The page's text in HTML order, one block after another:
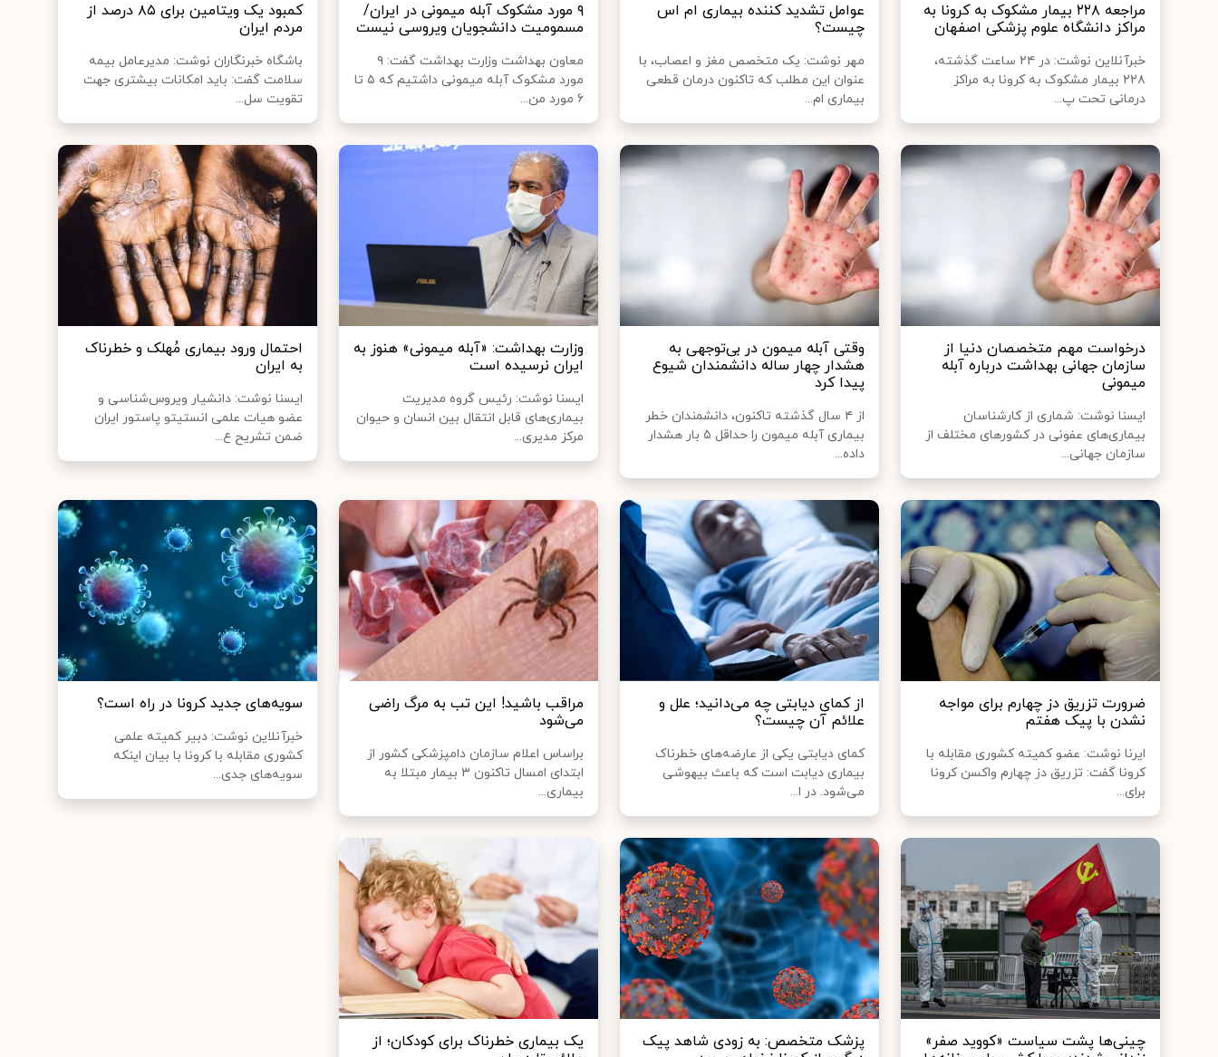
مراجعه ۲۲۸ بیمار مشکوک به کرونا به
مراکز دانشگاه علوم پزشکی اصفهان
خبرآنلاین نوشت: در ۲۴ ساعت گذشته،
۲۲۸ بیمار مشکوک به کرونا به مراکز
درمانی تحت پ...
عوامل تشدید کننده بیماری ام اس
چیست؟
مهر نوشت: یک متخصص مغز و اعصاب، با
عنوان این مطلب که تاکنون درمان قطعی
بیماری ام...
۹ مورد مشکوک آبله میمونی در ایران/
مسمومیت دانشجویان ویروسی نیست
معاون بهداشت وزارت بهداشت گفت: ۹
مورد مشکوک آبله میمونی داشتیم که ۵ تا
۶ مورد من...
کمبود یک ویتامین برای ۸۵ درصد از
مردم ایران
باشگاه خبرنگاران نوشت: مدیرعامل بیمه
سلامت گفت: باید امکانات بیشتری جهت
تقویت سل...
درخواست مهم متخصصان دنیا از
سازمان جهانی بهداشت درباره آبله
میمونی
ایسنا نوشت: شماری از کارشناسان
بیماری‌های عفونی در کشورهای مختلف از
سازمان جهانی...
وقتی آبله میمون در بی‌توجهی به
هشدار چهار ساله دانشمندان شیوع
پیدا کرد
از ۴ سال گذشته تاکنون، دانشمندان خطر
بیماری آبله میمون را حداقل ۵ بار هشدار
داده...
وزارت بهداشت: «آبله میمونی» هنوز به
ایران نرسیده است
ایسنا نوشت: رئیس گروه مدیریت
بیماری‌های قابل انتقال بین انسان و حیوان
مرکز مدیری...
احتمال ورود بیماری مُهلک و خطرناک
به ایران
ایسنا نوشت: دانشیار ویروس‌شناسی و
عضو هیات علمی انستیتو پاستور ایران
ضمن تشریح ع...
ضرورت تزریق دز چهارم برای مواجه
نشدن با پیک هفتم
ایرنا نوشت: عضو کمیته کشوری مقابله با
کرونا گفت: تزریق دز چهارم واکسن کرونا
برای...
از کمای دیابتی چه می‌دانید؛ علل و
علائم آن چیست؟
کمای دیابتی یکی از عارضه‌های خطرناک
بیماری دیابت است که باعث بیهوشی
می‌شود. در ا...
مراقب باشید! این تب به مرگ راضی
می‌شود
براساس اعلام سازمان دامپزشکی کشور از
ابتدای امسال تاکنون ۳ بیمار مبتلا به
بیماری...
سویه‌های جدید کرونا در راه است؟
خبرآنلاین نوشت: دبیر کمیته علمی
کشوری مقابله با کرونا با بیان اینکه
سویه‌های جدی...
چینی‌ها پشت سیاست «کووید صفر»
پزشک متخصص: به زودی شاهد پیک
یک بیماری خطرناک برای کودکان؛ از